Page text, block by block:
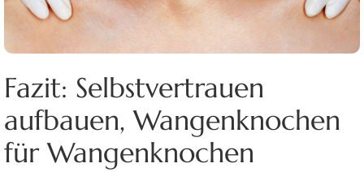
Fazit: Selbstvertrauen
aufbauen, Wangenknochen
für Wangenknochen